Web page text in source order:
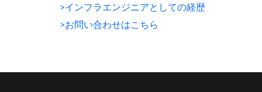
>インフラエンジニアとしての経歴
>お問い合わせはこちら